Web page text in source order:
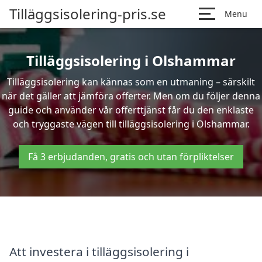
Tilläggsisolering-pris.se Menu
Tilläggsisolering i Olshammar
Tilläggsisolering kan kännas som en utmaning – särskilt
när det gäller att jämföra offerter. Men om du följer denna
guide och använder vår offerttjänst får du den enklaste
och tryggaste vägen till tilläggsisolering i Olshammar.
Få 3 erbjudanden, gratis och utan förpliktelser
Att investera i tilläggsisolering i